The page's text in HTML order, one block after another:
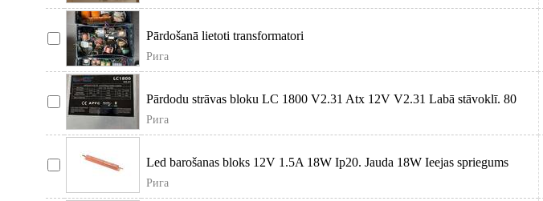
Pārdošanā lietoti transformatori
Рига
Pārdodu strāvas bloku LC 1800 V2.31 Atx 12V V2.31 Labā stāvoklī. 80
Plus Gold sertifikāc
Рига
Led barošanas bloks 12V 1.5A 18W Ip20. Jauda 18W Ieejas spriegums
Ac100-265V Izejas
Рига